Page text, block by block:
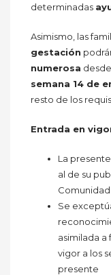
determinadas
Asimismo, las
gestación
numerosa
semana 14 de
resto de los
Entrada en
La
al de su
Comunidad
Se
asimilada a
vigor a los
presente